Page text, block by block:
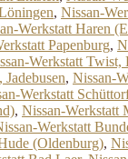
, Nissan-
Werkstatt Haren
Papenburg,
Werkstatt Twist,
, Nissan-
Werkstatt
, Nissan-Werkstatt
Werkstatt
(Oldenburg),